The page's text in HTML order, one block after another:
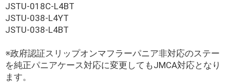
JSTU-018C-L4BT
JSTU-038-L4YT
JSTU-038-L4BT
※政府認証スリップオンマフラーパニア非対応のステー
を純正パニアケース対応に変更してもJMCA対応となり
ます。